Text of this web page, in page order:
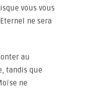
vous vous
ne sera
au
tandis que
ne